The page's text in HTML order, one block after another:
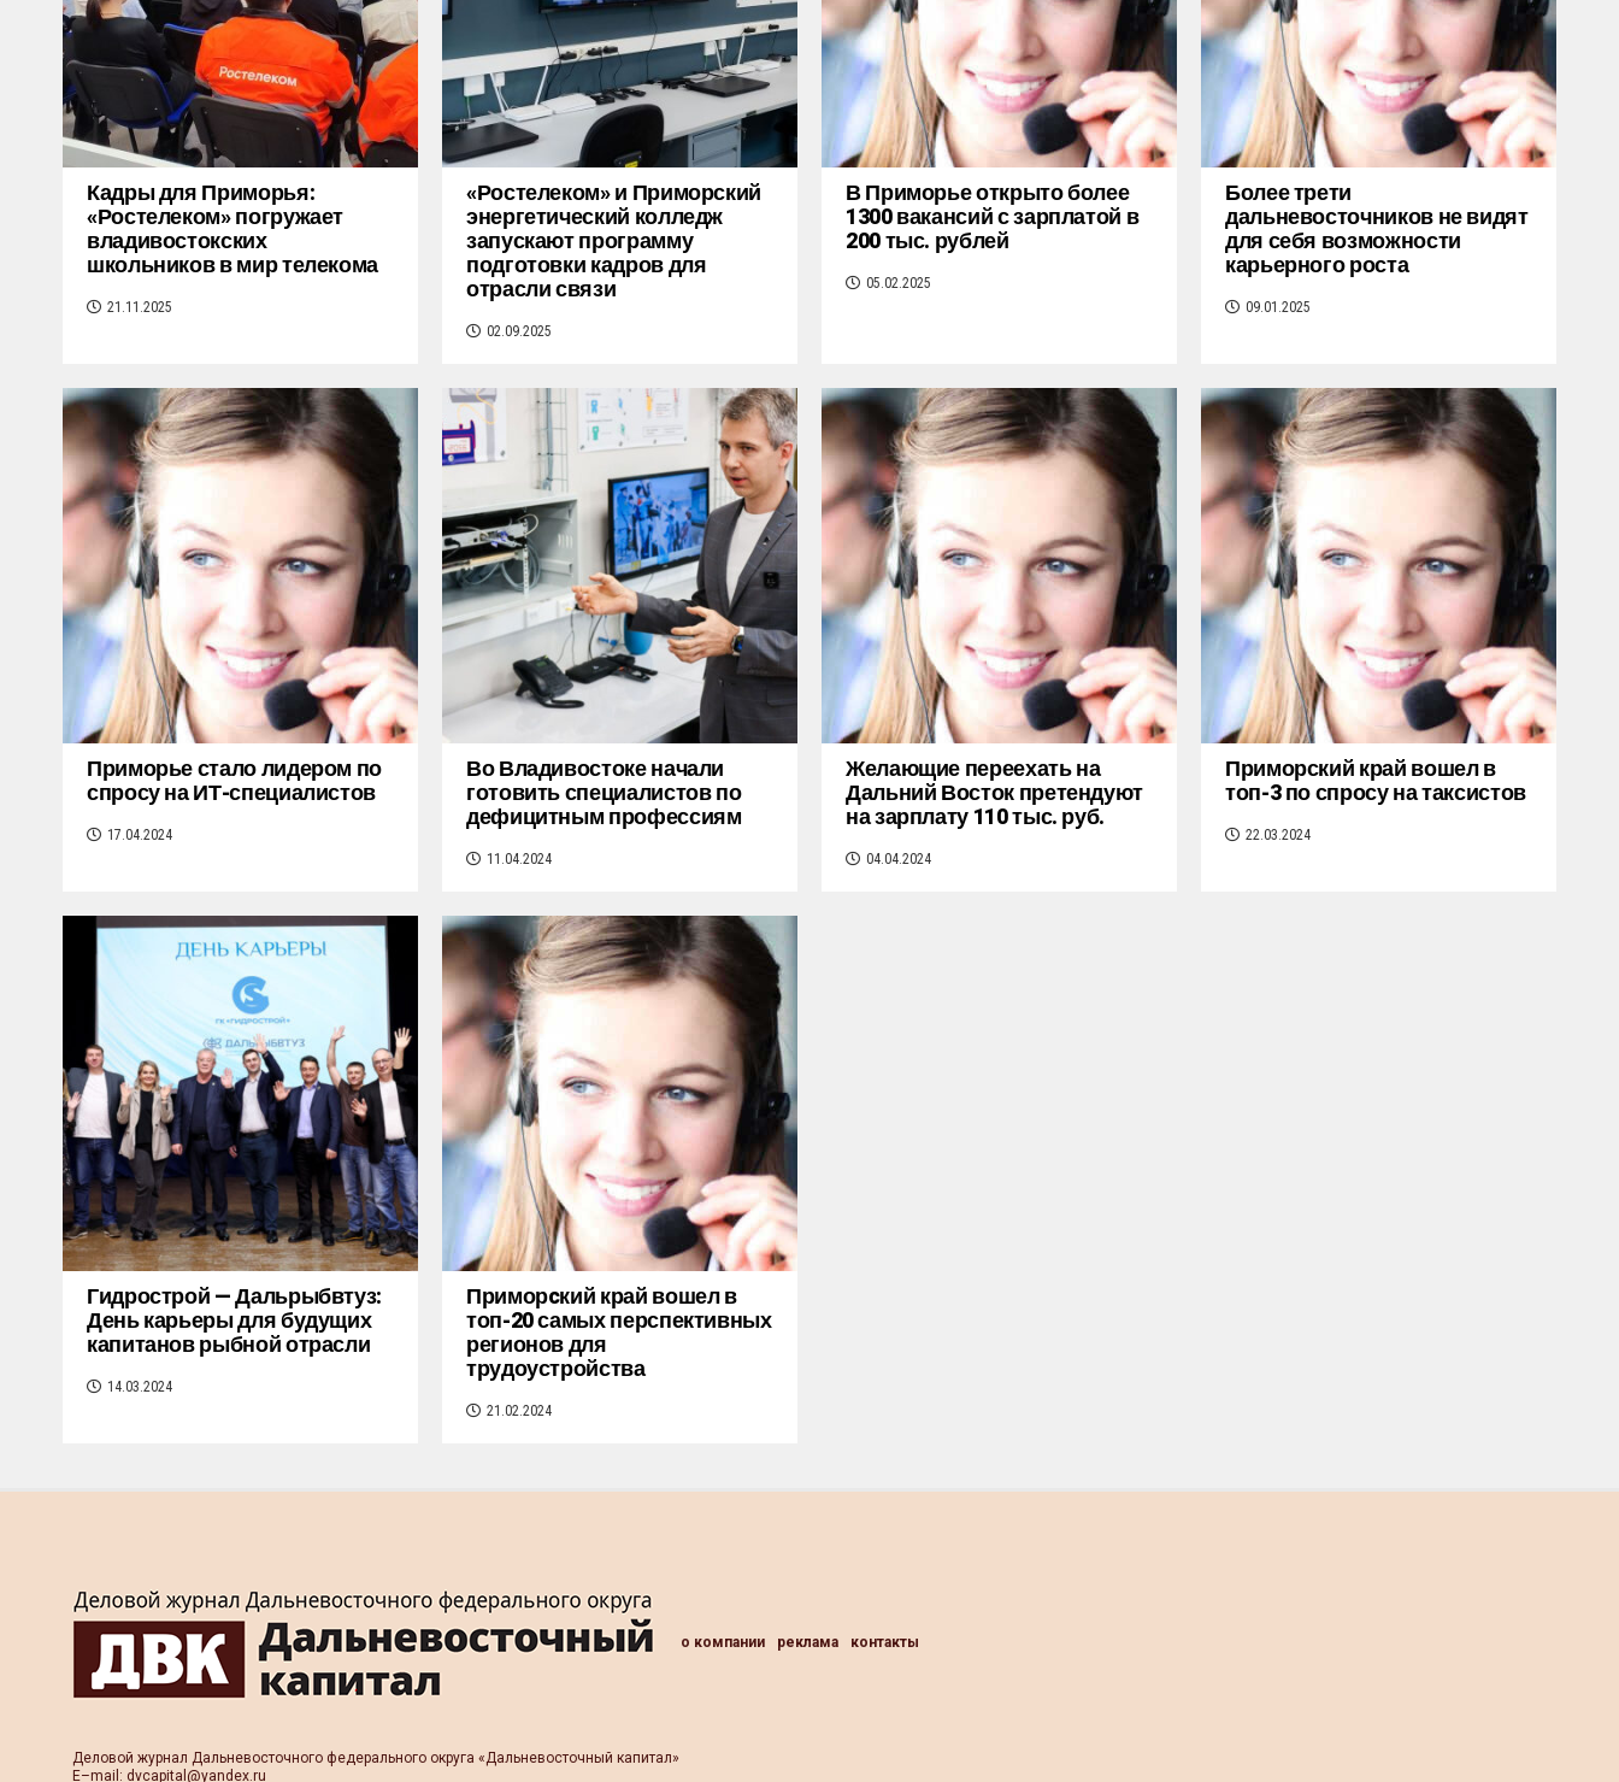
Кадры для Приморья:
«Ростелеком» погружает
владивостокских
школьников в мир телекома
21.11.2025
«Ростелеком» и Приморский
энергетический колледж
запускают программу
подготовки кадров для
отрасли связи
02.09.2025
В Приморье открыто более
1300 вакансий с зарплатой в
200 тыс. рублей
05.02.2025
Более трети
дальневосточников не видят
для себя возможности
карьерного роста
09.01.2025
Приморье стало лидером по
спросу на ИТ-специалистов
17.04.2024
Во Владивостоке начали
готовить специалистов по
дефицитным профессиям
11.04.2024
Желающие переехать на
Дальний Восток претендуют
на зарплату 110 тыс. руб.
04.04.2024
Приморский край вошел в
топ-3 по спросу на таксистов
22.03.2024
Гидрострой — Дальрыбвтуз:
День карьеры для будущих
капитанов рыбной отрасли
14.03.2024
Приморcкий край вошел в
топ-20 самых перспективных
регионов для
трудоустройства
21.02.2024
о компании реклама контакты
Деловой журнал Дальневосточного федерального округа «Дальневосточный капитал»
Е–mail: dvcapital@yandex.ru